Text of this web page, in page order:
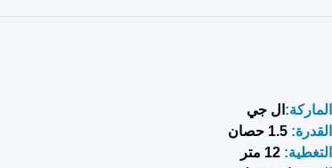
الماركة: ال جي
القدرة: 1.5 حصان
التغطية: 12 متر